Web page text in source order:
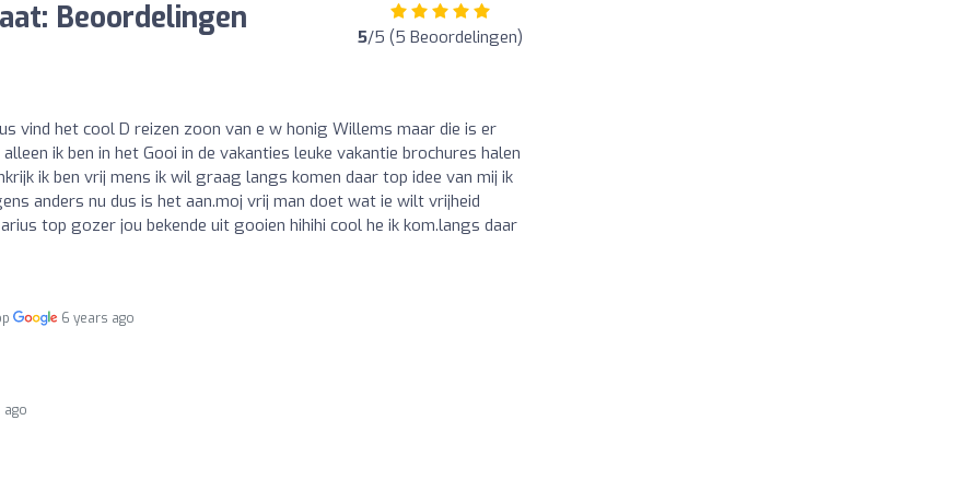
Beoordelingen 5/5 (5 Beoordelingen)
vind het cool D reizen zoon van e w honig Willems maar die is er
ik ben in het Gooi in de vakanties leuke vakantie brochures halen
ik ben vrij mens ik wil graag langs komen daar top idee van mij ik
anders nu dus is het aan.moj vrij man doet wat ie wilt vrijheid
top gozer jou bekende uit gooien hihihi cool he ik kom.langs daar
6 years ago
ago